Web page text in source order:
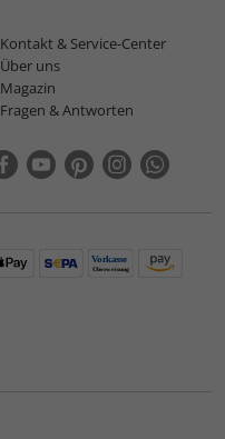
Kontakt & Service-Center
Über uns
Magazin
Fragen & Antworten